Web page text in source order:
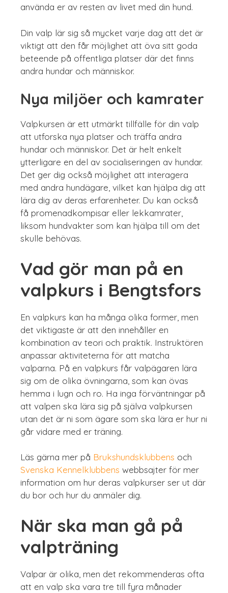
använda er av resten av livet med din hund.
Din valp lär sig så mycket varje dag att det är
viktigt att den får möjlighet att öva sitt goda
beteende på offentliga platser där det finns
andra hundar och människor.
Nya miljöer och kamrater
Valpkursen är ett utmärkt tillfälle för din valp
att utforska nya platser och träffa andra
hundar och människor. Det är helt enkelt
ytterligare en del av socialiseringen av hundar.
Det ger dig också möjlighet att interagera
med andra hundägare, vilket kan hjälpa dig att
lära dig av deras erfarenheter. Du kan också
få promenadkompisar eller lekkamrater,
liksom hundvakter som kan hjälpa till om det
skulle behövas.
Vad gör man på en
valpkurs i Bengtsfors
En valpkurs kan ha många olika former, men
det viktigaste är att den innehåller en
kombination av teori och praktik. Instruktören
anpassar aktiviteterna för att matcha
valparna. På en valpkurs får valpägaren lära
sig om de olika övningarna, som kan övas
hemma i lugn och ro. Ha inga förväntningar på
att valpen ska lära sig på själva valpkursen
utan det är ni som ägare som ska lära er hur ni
går vidare med er träning.
Läs gärna mer på Brukshundsklubbens och
Svenska Kennelklubbens webbsajter för mer
information om hur deras valpkurser ser ut där
du bor och hur du anmäler dig.
När ska man gå på
valpträning
Valpar är olika, men det rekommenderas ofta
att en valp ska vara tre till fyra månader